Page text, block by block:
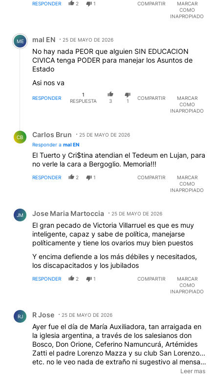
RESPONDER 2 1 COMPARTIR
MARCAR
COMO
INAPROPIADO
Comentario de mal EN.
ME mal EN 25 DE MAYO DE 2026
No hay nada PEOR que alguien SIN EDUCACION
CIVICA tenga PODER para manejar los Asuntos de
Estado
Asi nos va
RESPONDER
1
RESPUESTA
3 1
COMPARTIR
MARCAR
COMO
INAPROPIADO
CB Carlos Brun
25 DE MAYO DE 2026
Responder a mal EN
El Tuerto y Cri$tina atendian el Tedeum en Lujan, para
no verle la cara a Bergoglio. Memoria!!!
RESPONDER 2 1 COMPARTIR
MARCAR
COMO
INAPROPIADO
JM Jose Maria Martoccia 25 DE MAYO DE 2026
El gran pecado de Victoria Villarruel es que es muy
inteligente, capaz y sabe de política, manejarse
políticamente y tiene los ovarios muy bien puestos
Y encima defiende a los más débiles y necesitados,
los discapacitados y los jubilados
RESPONDER 2 1 COMPARTIR
MARCAR
COMO
INAPROPIADO
RJ R Jose 25 DE MAYO DE 2026
Ayer fue el día de María Auxiliadora, tan arraigada en
la iglesia argentina, a través de los salesianos don
Bosco, Don Orione, Ceferino Namuncurá, Artémides
Zatti el padre Lorenzo Mazza y su club San Lorenzo...
etc. no le veo nada de extraño ni sugestivo al mensaje
de la Vicepresidenta, la única funcionaria que puede
Leer mas